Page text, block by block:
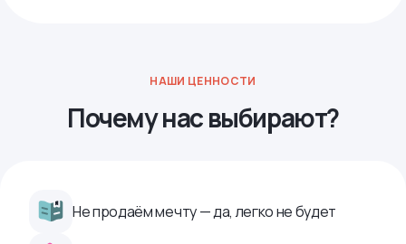
НАШИ ЦЕННОСТИ
Почему нас выбирают?
Не продаём мечту — да, легко не будет